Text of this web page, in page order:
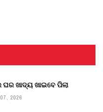
ଖାଦ୍ୟ ଖାଇବେ ପିଲା
2026